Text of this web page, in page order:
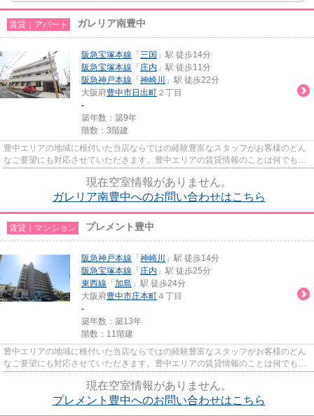
賃貸｜アパート ガレリア南豊中
阪急宝塚本線 「 三国 」駅 徒歩14分
阪急宝塚本線 「 庄内 」駅 徒歩11分
阪急神戸本線 「 神崎川
」駅 徒歩22分
大阪府豊中市日出町 ２丁目
-
築年数：築9年
階数：3階建
豊中エリアの地域に根付いた当店ならではの経験豊富なスタッフがお客様のどん
なご要望にも対応させていただきます。豊中エリアの賃貸情報のことは何でもお
現在空室情報がありません。
ガレリア南豊中へのお問い合わせはこちら
賃貸｜マンション プレメント豊中
阪急神戸本線 「 神崎川
」駅 徒歩14分
阪急宝塚本線 「 庄内 」駅 徒歩25分
東西線 「 加島 」駅 徒歩24分
大阪府豊中市庄本町 ４丁目
-
築年数：築13年
階数：11階建
豊中エリアの地域に根付いた当店ならではの経験豊富なスタッフがお客様のどん
なご要望にも対応させていただきます。豊中エリアの賃貸情報のことは何でもお
現在空室情報がありません。
プレメント豊中へのお問い合わせはこちら